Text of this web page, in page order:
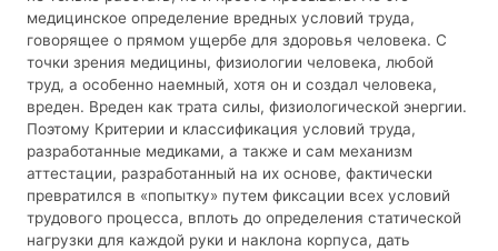
медицинское определение вредных условий труда,
говорящее о прямом ущербе для здоровья человека. С
точки зрения медицины, физиологии человека, любой
труд, а особенно наемный, хотя он и создал человека,
вреден. Вреден как трата силы, физиологической энергии.
Поэтому Критерии и классификация условий труда,
разработанные медиками, а также и сам механизм
аттестации, разработанный на их основе, фактически
превратился в «попытку» путем фиксации всех условий
трудового процесса, вплоть до определения статической
нагрузки для каждой руки и наклона корпуса, дать